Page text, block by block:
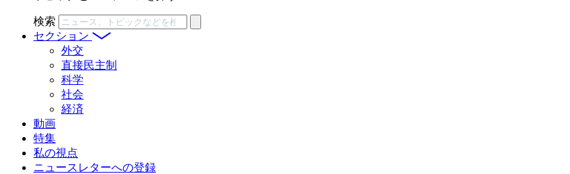
検索
セクション
外交
直接民主制
科学
社会
経済
動画
特集
私の視点
ニュースレターへの登録